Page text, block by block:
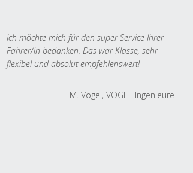
Ich möchte mich für den super Service Ihrer
Fahrer/in bedanken. Das war Klasse, sehr
flexibel und absolut empfehlenswert!
M. Vogel, VOGEL Ingenieure